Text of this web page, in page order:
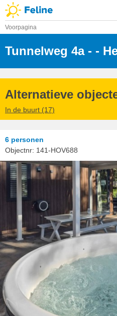
Voorpagina
Tunnelweg 4a -
-
-
Alternatieve
In de buurt (17)
6 personen
Objectnr: 141-HOV688